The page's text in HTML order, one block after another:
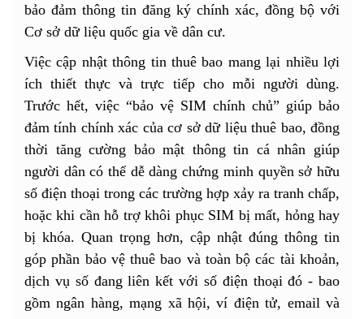
bảo đảm thông tin đăng ký chính xác, đồng bộ với
Cơ sở dữ liệu quốc gia về dân cư.
Việc cập nhật thông tin thuê bao mang lại nhiều lợi
ích thiết thực và trực tiếp cho mỗi người dùng.
Trước hết, việc “bảo vệ SIM chính chủ” giúp bảo
đảm tính chính xác của cơ sở dữ liệu thuê bao, đồng
thời tăng cường bảo mật thông tin cá nhân giúp
người dân có thể dễ dàng chứng minh quyền sở hữu
số điện thoại trong các trường hợp xảy ra tranh chấp,
hoặc khi cần hỗ trợ khôi phục SIM bị mất, hỏng hay
bị khóa. Quan trọng hơn, cập nhật đúng thông tin
góp phần bảo vệ thuê bao và toàn bộ các tài khoản,
dịch vụ số đang liên kết với số điện thoại đó - bao
gồm ngân hàng, mạng xã hội, ví điện tử, email và